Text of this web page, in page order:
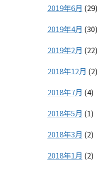
2019年6月 (29)
2019年4月 (30)
2019年2月 (22)
2018年12月 (2)
2018年7月 (4)
2018年5月 (1)
2018年3月 (2)
2018年1月 (2)